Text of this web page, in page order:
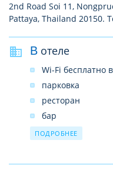
2nd Road Soi 11,
Pattaya, Thailand 20150.
В отеле
Wi-Fi бесплатно
парковка
ресторан
бар
прачечная
ПОДРОБНЕЕ